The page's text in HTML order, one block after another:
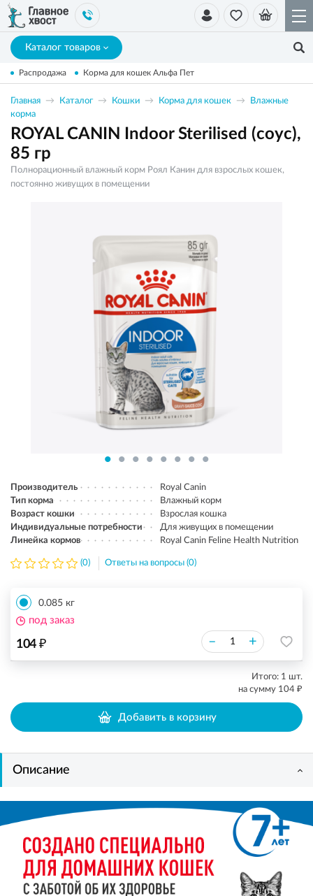
Каталог товаров
Распродажа Корма для кошек Альфа Пет
Главная Каталог Кошки Корма для кошек
Влажные
корма
ROYAL CANIN Indoor Sterilised (соус),
85 гр
Полнорационный влажный корм Роял Канин для взрослых кошек,
постоянно живущих в помещении
Производитель
Royal Canin
Тип корма
Влажный корм
Возраст кошки
Взрослая кошка
Индивидуальные потребности
Для живущих в помещении
Линейка кормов
Royal Canin Feline Health Nutrition
(0) Ответы на вопросы (0)
0.085 кг
104 ₽ – +
под заказ
Итого: 1 шт.
на сумму 104 ₽
Добавить в корзину
Описание